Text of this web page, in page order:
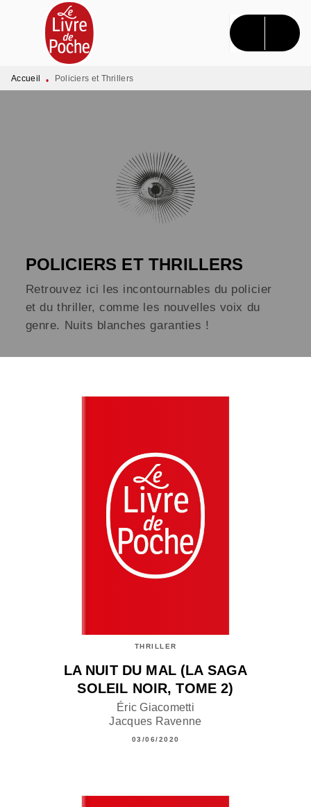
MENU RECHERCHE CONTENU
PIED DE PAGE
Accueil • Policiers et Thrillers
POLICIERS ET THRILLERS
Retrouvez ici les incontournables du policier
et du thriller, comme les nouvelles voix du
genre. Nuits blanches garanties !
THRILLER
LA NUIT DU MAL (LA SAGA
SOLEIL NOIR, TOME 2)
Éric Giacometti
Jacques Ravenne
03/06/2020